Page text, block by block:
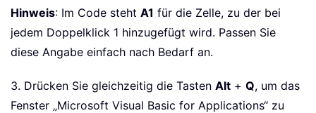
Hinweis: Im Code steht A1 für die Zelle, zu der bei
jedem Doppelklick 1 hinzugefügt wird. Passen Sie
diese Angabe einfach nach Bedarf an.
3. Drücken Sie gleichzeitig die Tasten Alt + Q, um das
Fenster „Microsoft Visual Basic for Applications“ zu